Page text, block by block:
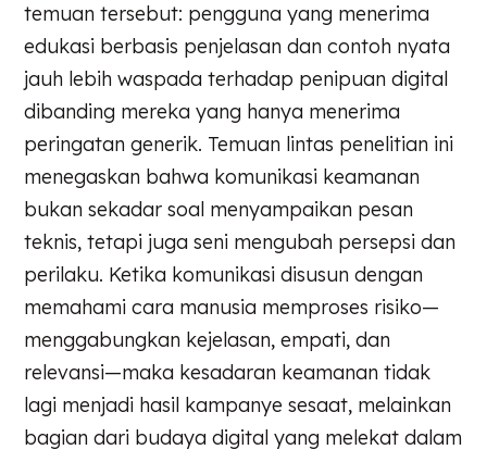
temuan tersebut: pengguna yang menerima
edukasi berbasis penjelasan dan contoh nyata
jauh lebih waspada terhadap penipuan digital
dibanding mereka yang hanya menerima
peringatan generik. Temuan lintas penelitian ini
menegaskan bahwa komunikasi keamanan
bukan sekadar soal menyampaikan pesan
teknis, tetapi juga seni mengubah persepsi dan
perilaku. Ketika komunikasi disusun dengan
memahami cara manusia memproses risiko—
menggabungkan kejelasan, empati, dan
relevansi—maka kesadaran keamanan tidak
lagi menjadi hasil kampanye sesaat, melainkan
bagian dari budaya digital yang melekat dalam